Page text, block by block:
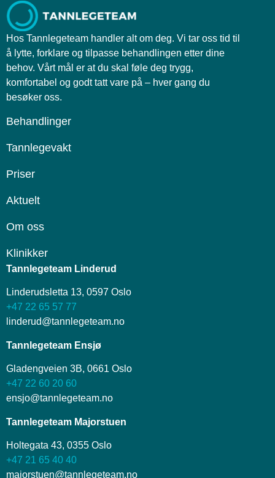
Hos Tannlegeteam handler alt om deg. Vi tar oss tid til
å lytte, forklare og tilpasse behandlingen etter dine
behov. Vårt mål er at du skal føle deg trygg,
komfortabel og godt tatt vare på – hver gang du
besøker oss.
Behandlinger
Tannlegevakt
Priser
Aktuelt
Om oss
Klinikker
Tannlegeteam Linderud
Linderudsletta 13, 0597 Oslo
+47 22 65 57 77
linderud@tannlegeteam.no
Tannlegeteam Ensjø
Gladengveien 3B, 0661 Oslo
+47 22 60 20 60
ensjo@tannlegeteam.no
Tannlegeteam Majorstuen
Holtegata 43, 0355 Oslo
+47 21 65 40 40
majorstuen@tannlegeteam.no